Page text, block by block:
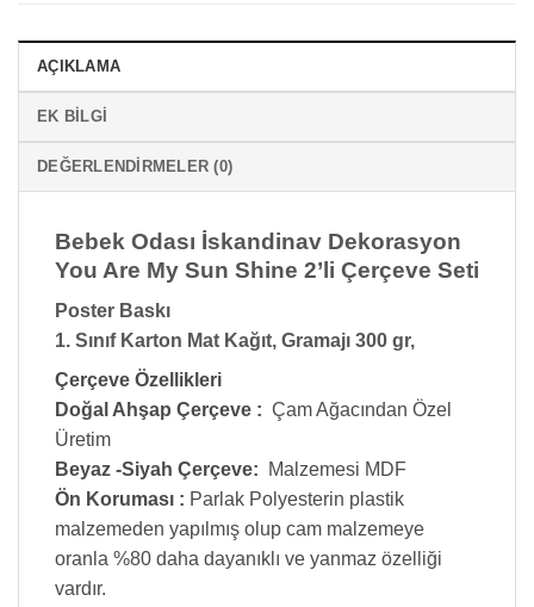
AÇIKLAMA
EK BILGI
DEĞERLENDIRMELER (0)
Bebek Odası İskandinav Dekorasyon
You Are My Sun Shine 2’li Çerçeve Seti
Poster Baskı
1. Sınıf Karton Mat Kağıt, Gramajı 300 gr,
Çerçeve Özellikleri
Doğal Ahşap Çerçeve : Çam Ağacından Özel
Üretim
Beyaz -Siyah Çerçeve: Malzemesi MDF
Ön Koruması : Parlak Polyesterin plastik
malzemeden yapılmış olup cam malzemeye
oranla %80 daha dayanıklı ve yanmaz özelliği
vardır.